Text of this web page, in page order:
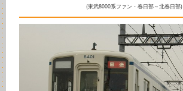
(東武8000系ファン・春日部～北春日部)